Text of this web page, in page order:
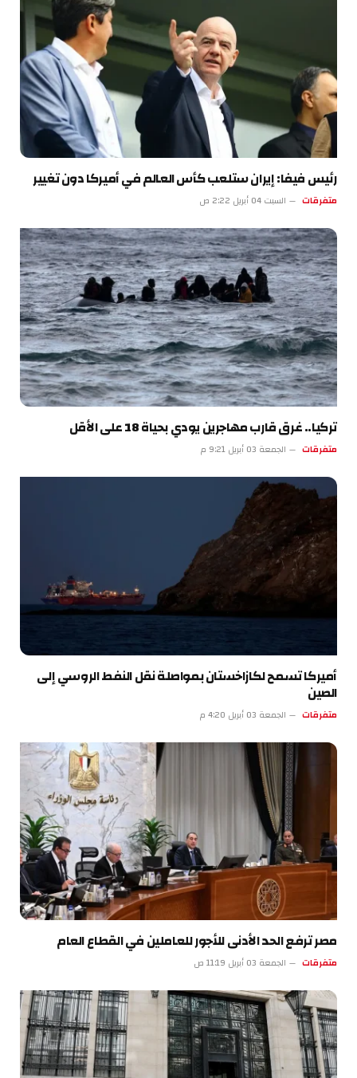
رئيس فيفا: إيران ستلعب كأس العالم في أميركا دون تغيير
متفرقات السبت 04 أبريل 2:22 ص
تركيا.. غرق قارب مهاجرين يودي بحياة 18 على الأقل
متفرقات الجمعة 03 أبريل 9:21 م
أميركا تسمح لكازاخستان بمواصلة نقل النفط الروسي إلى
الصين
متفرقات الجمعة 03 أبريل 4:20 م
مصر ترفع الحد الأدنى للأجور للعاملين في القطاع العام
متفرقات الجمعة 03 أبريل 11:19 ص